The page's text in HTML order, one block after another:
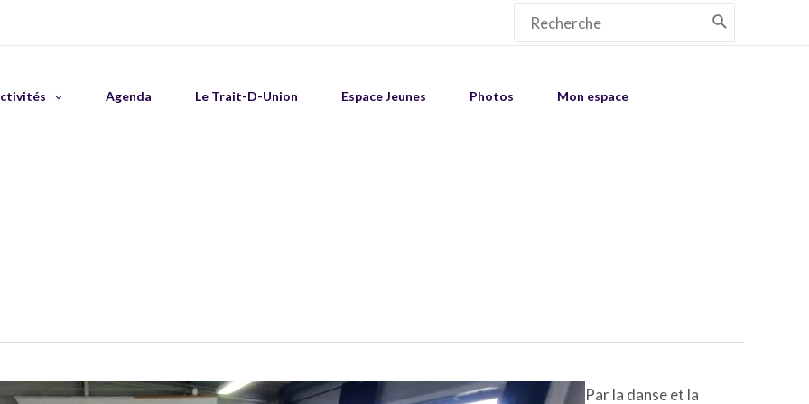
Search
Agenda Le Trait-D-Union Espace Jeunes Photos Mon espace
Par la danse et la